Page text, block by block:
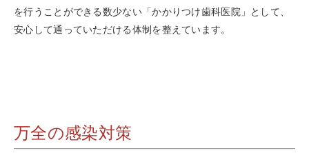
を行うことができる数少ない「かかりつけ歯科医院」として、
安心して通っていただける体制を整えています。
万全の感染対策